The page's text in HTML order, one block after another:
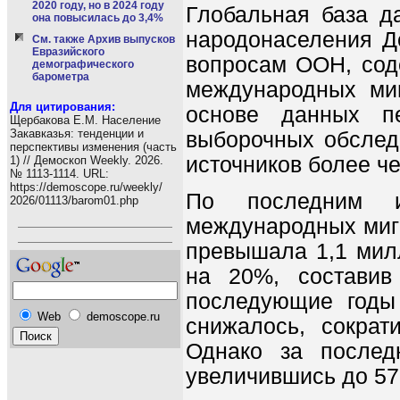
2020 году, но в 2024 году
она повысилась до 3,4%
См. также Архив выпусков
Евразийского
демографического
барометра
Для цитирования:
Щербакова Е.М. Население
Закавказья: тенденции и
перспективы изменения (часть
1) // Демоскоп Weekly. 2026.
№ 1113-1114. URL:
https://demoscope.ru/weekly/
2026/01113/barom01.php
Web demoscope.ru
Глобальная база
народонаселения
вопросам ООН,
международных
основе данных
выборочных
источников более
По последним
международных
превышала 1,1
на 20%,
последующие
снижалось,
Однако за
увеличившись до